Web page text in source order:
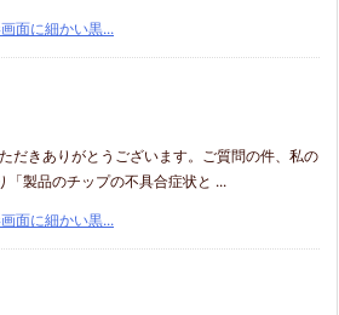
面に細かい黒...
だきありがとうございます。ご質問の件、私の
「製品のチップの不具合症状と ...
面に細かい黒...